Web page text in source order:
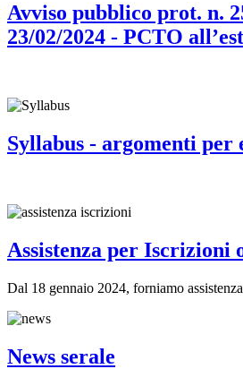
Avviso pubblico prot. n.
23/02/2024 - PCTO
Syllabus - argomenti per
Assistenza per Iscrizioni
Dal 18 gennaio 2024, forniamo
News serale